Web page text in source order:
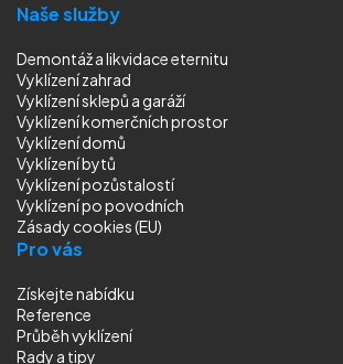
Naše služby
Demontáž a likvidace eternitu
Vyklízení zahrad
Vyklízení sklepů a garáží
Vyklízení komerčních prostor
Vyklízení domů
Vyklízení bytů
Vyklízení pozůstalostí
Vyklízenípo povodních
Zásady cookies (EU)
Pro vás
Získejte nabídku
Reference
Průběh vyklízení
Rady a tipy